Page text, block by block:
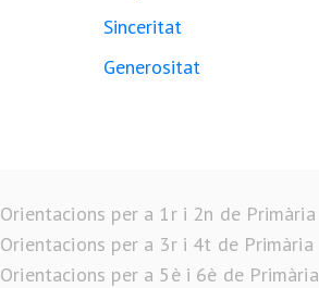
Sinceritat
Generositat
Orientacions per a 1r i 2n de Primària
Orientacions per a 3r i 4t de Primària
Orientacions per a 5è i 6è de Primària